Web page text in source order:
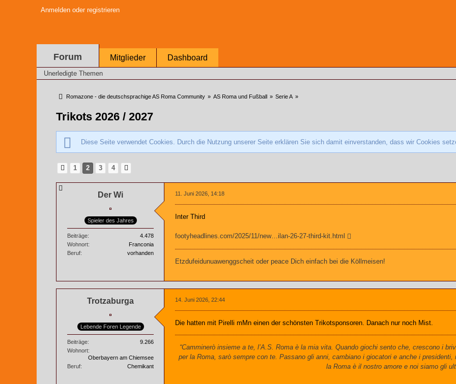
Anmelden oder registrieren
Forum Mitglieder Dashboard
Unerledigte Themen
Romazone - die deutschsprachige AS Roma Community » AS Roma und Fußball » Serie A »
Trikots 2026 / 2027
Diese Seite verwendet Cookies. Durch die Nutzung unserer Seite erklären Sie sich damit einverstanden, dass wir Cookies
1 2 3 4
Der Wi
Spieler des Jahres
Beiträge
4.478
Wohnort
Franconia
Beruf
vorhanden
11. Juni 2026, 14:18
Inter Third
footyheadlines.com/2025/11/new…ilan-26-27-third-kit.html
Etzdufeidunuawenggscheit oder peace Dich einfach bei die Köllmeisen!
Trotzaburga
Lebende Foren Legende
Beiträge
9.266
Wohnort
Oberbayern am Chiemsee
Beruf
Chemikant
14. Juni 2026, 22:44
Die hatten mit Pirelli mMn einen der schönsten Trikotsponsoren. Danach nur noch Mist.
“Camminerò insieme a te, l’A.S. Roma è la mia vita. Quando giochi sento che, crescono i
per la Roma, sarò sempre con te. Passano gli anni, cambiano i giocatori e anche i
la Roma è il nostro amore e noi siamo gli